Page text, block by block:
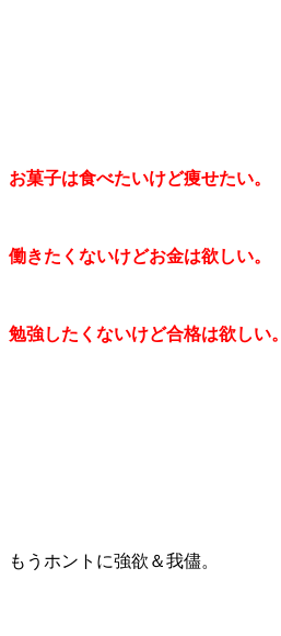
お菓子は食べたいけど痩せたい。
働きたくないけどお金は欲しい。
勉強したくないけど合格は欲しい。
もうホントに強欲＆我儘。